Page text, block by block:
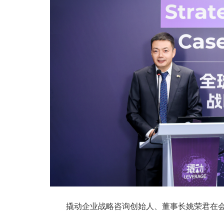
撬动企业战略咨询创始人、董事长姚荣君在